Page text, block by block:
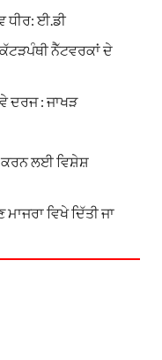
ਧੀਰ: ਈ.ਡੀ
ਕੱਟੜਪੰਥੀ ਨੈੱਟਵਰਕਾਂ ਦੇ
ਦਰਜ : ਜਾਖੜ
ਕਰਨ ਲਈ ਵਿਸ਼ੇਸ਼
ਵਿਖੇ ਦਿੱਤੀ ਜਾ